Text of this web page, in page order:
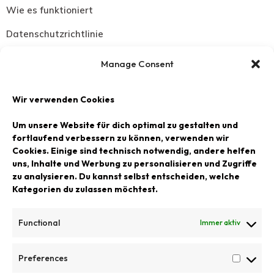
Manage Consent
Wir verwenden Cookies
Um unsere Website für dich optimal zu gestalten und
fortlaufend verbessern zu können, verwenden wir
Cookies. Einige sind technisch notwendig, andere helfen
uns, Inhalte und Werbung zu personalisieren und Zugriffe
zu analysieren. Du kannst selbst entscheiden, welche
Kategorien du zulassen möchtest.
Functional Immer aktiv
Preferences
Wie es funktioniert
Datenschutzrichtlinie
Halsketten
Armbänder
Ohrringe
Rechteckige Tabletts